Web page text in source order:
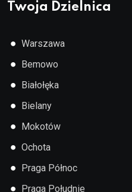
Twoja Dzielnica
● Warszawa
● Bemowo
● Białołęka
● Bielany
● Mokotów
● Ochota
● Praga Północ
● Praga Południe